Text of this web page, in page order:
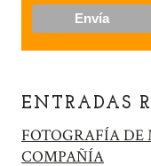
ENTRADAS
FOTOGRAFÍA DE
COMPAÑÍA